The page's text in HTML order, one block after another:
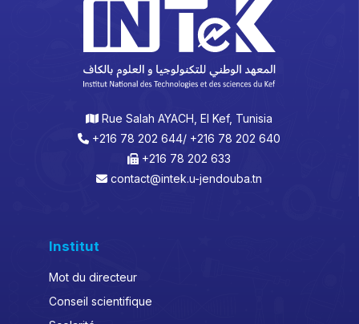
Rue Salah AYACH, El Kef, Tunisia
+216 78 202 644/ +216 78 202 640
+216 78 202 633
contact@intek.u-jendouba.tn
Institut
Mot du directeur
Conseil scientifique